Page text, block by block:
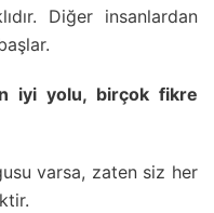
Diğer insanlardan
iyi yolu, birçok fikre
varsa, zaten siz her